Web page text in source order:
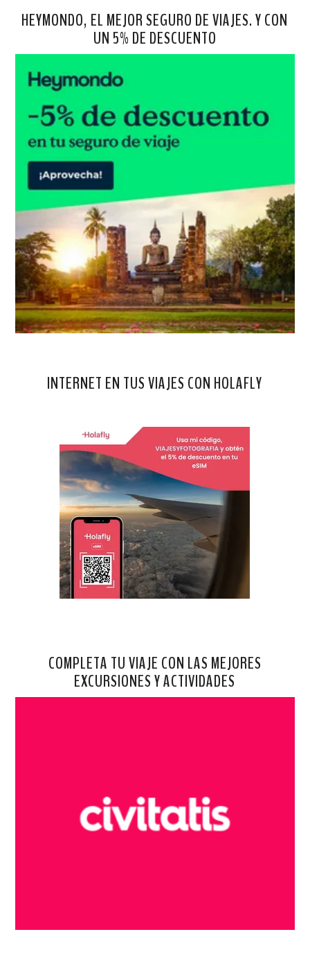
HEYMONDO, EL MEJOR SEGURO DE VIAJES. Y CON
UN 5% DE DESCUENTO
INTERNET EN TUS VIAJES CON HOLAFLY
COMPLETA TU VIAJE CON LAS MEJORES
EXCURSIONES Y ACTIVIDADES